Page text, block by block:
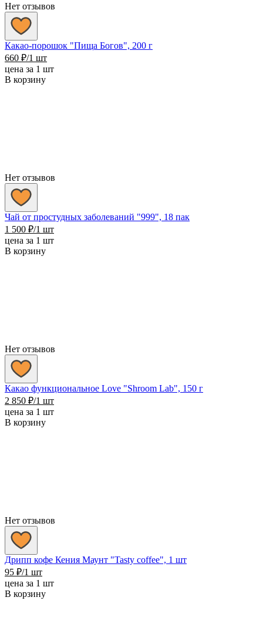
Нет отзывов
Какао-порошок "Пища Богов", 200 г
660 ₽/1 шт
цена за 1 шт
В корзину
Нет отзывов
Чай от простудных заболеваний "999", 18 пак
1 500 ₽/1 шт
цена за 1 шт
В корзину
Нет отзывов
Какао функциональное Love "Shroom Lab", 150 г
2 850 ₽/1 шт
цена за 1 шт
В корзину
Нет отзывов
Дрипп кофе Кения Маунт "Tasty coffee", 1 шт
95 ₽/1 шт
цена за 1 шт
В корзину